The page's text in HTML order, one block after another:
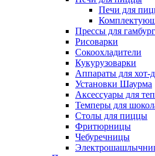
Печи для
Прессы для
Рисоварки
Сокоохладители
Кукурузоварки
Аппараты для хот-
Установки Шаурма
Аксессуары для
Темперы для
Столы для пиццы
Фритюрницы
Чебуречницы